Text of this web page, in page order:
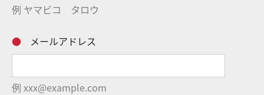
例 ヤマビコ タロウ
● メールアドレス
例 xxx@example.com